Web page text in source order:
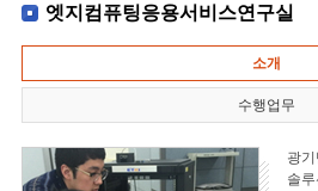
엣지컴퓨팅응용서비스연구실
소개
수행업무
광
솔